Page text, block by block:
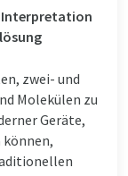
Interpretation
zwei- und
Molekülen zu
Geräte,
können,